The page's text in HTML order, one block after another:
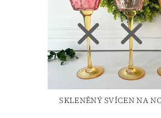
SKLENĚNÝ SVÍCEN NA